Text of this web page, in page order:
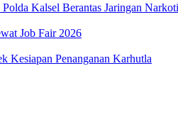
Kalsel Berantas Jaringan
Job Fair 2026
Kesiapan Penanganan Karhutla